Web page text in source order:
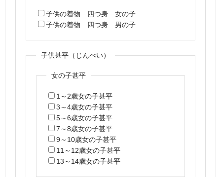
子供の着物 四つ身 女の子
子供の着物 四つ身 男の子
子供甚平（じんべい）
女の子甚平
1～2歳女の子甚平
3～4歳女の子甚平
5～6歳女の子甚平
7～8歳女の子甚平
9～10歳女の子甚平
11～12歳女の子甚平
13～14歳女の子甚平